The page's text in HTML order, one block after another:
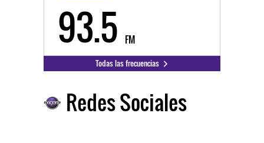
93.5 FM
Todas las frecuencias
Redes Sociales